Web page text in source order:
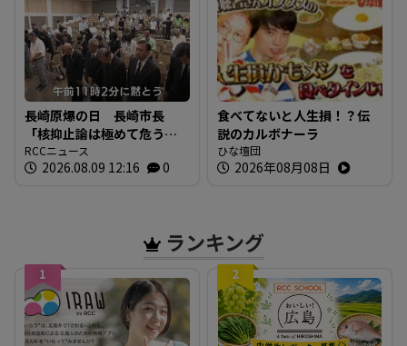
長崎原爆の日 長崎市長
「核抑止論は極めて危う
い」 広島でも原爆犠牲者
を慰霊
RCCニュース
2026.08.09 12:16 0
食べてないと人生損！？伝
説のカルボナーラ
ひな壇団
2026年08月08日
ランキング
1 2